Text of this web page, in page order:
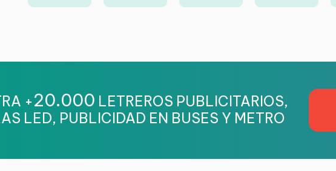
+20.000 LETREROS PUBLICITARIOS,
LED, PUBLICIDAD EN BUSES Y METRO